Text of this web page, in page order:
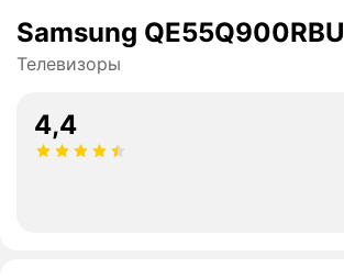
Samsung QE55Q900RBU
Телевизоры
4,4